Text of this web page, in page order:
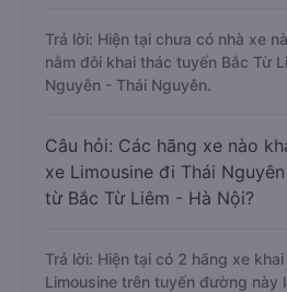
Trả lời: Hiện tại chưa có nhà xe
nằm đôi khai thác tuyến Bắc Từ
Nguyên - Thái Nguyên.
Câu hỏi: Các hãng xe nào
xe Limousine đi Thái
từ Bắc Từ Liêm - Hà Nội?
Trả lời: Hiện tại có 2 hãng xe
Limousine trên tuyến đường này